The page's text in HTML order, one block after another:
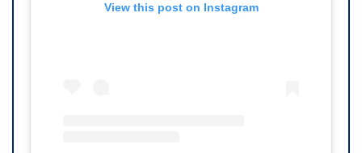
View this post on Instagram